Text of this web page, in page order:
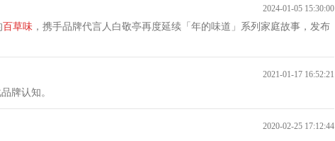
2024-01-05 15:30:00
百草味 ，携手品牌代言人白敬亭再度延续「年的味道」系列家庭故事，发布
2021-01-17 16:52:21
牌认知。
2020-02-25 17:12:44